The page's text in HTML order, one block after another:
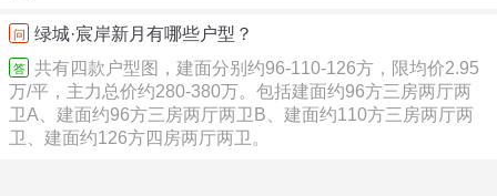
问 绿城·宸岸新月有哪些户型？
答
共有四款户型图，建面分别约96-110-126方，限均价2.95
万/平，主力总价约280-380万。包括建面约96方三房两厅两
卫A、建面约96方三房两厅两卫B、建面约110方三房两厅两
卫、建面约126方四房两厅两卫。